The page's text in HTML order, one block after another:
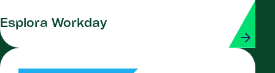
Esplora Workday